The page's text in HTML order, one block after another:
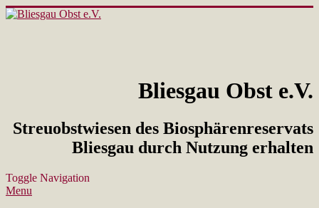
Bliesgau Obst e.V.
Streuobstwiesen des Biosphärenreservats
Bliesgau durch Nutzung erhalten
Toggle Navigation
Menu